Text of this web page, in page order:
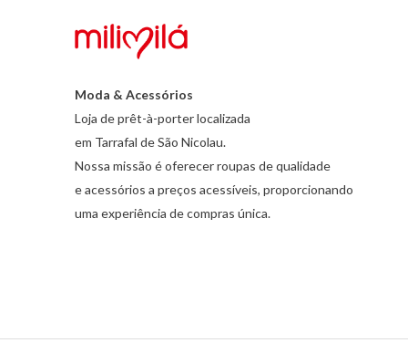
Moda & Acessórios
Loja de prêt-à-porter localizada
em Tarrafal de São Nicolau.
Nossa missão é oferecer roupas de qualidade
e acessórios a preços acessíveis, proporcionando
uma experiência de compras única.